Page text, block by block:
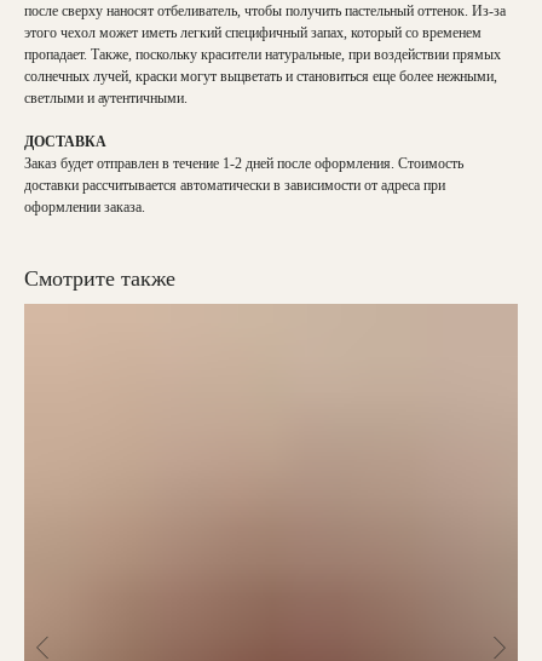
после сверху наносят отбеливатель, чтобы получить пастельный оттенок. Из-за
этого чехол может иметь легкий специфичный запах, который со временем
пропадает. Также, поскольку красители натуральные, при воздействии прямых
солнечных лучей, краски могут выцветать и становиться еще более нежными,
светлыми и аутентичными.
ДОСТАВКА
Заказ будет отправлен в течение 1-2 дней после оформления. Стоимость
доставки рассчитывается автоматически в зависимости от адреса при
оформлении заказа.
Смотрите также